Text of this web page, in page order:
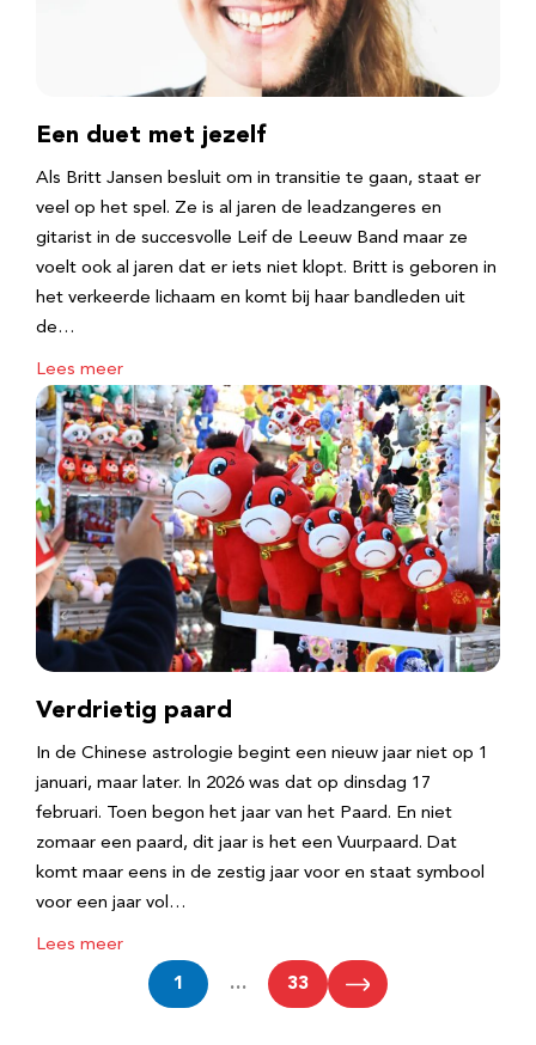
Een duet met jezelf
Als Britt Jansen besluit om in transitie te gaan, staat er
veel op het spel. Ze is al jaren de leadzangeres en
gitarist in de succesvolle Leif de Leeuw Band maar ze
voelt ook al jaren dat er iets niet klopt. Britt is geboren in
het verkeerde lichaam en komt bij haar bandleden uit
de…
Lees meer
Verdrietig paard
In de Chinese astrologie begint een nieuw jaar niet op 1
januari, maar later. In 2026 was dat op dinsdag 17
februari. Toen begon het jaar van het Paard. En niet
zomaar een paard, dit jaar is het een Vuurpaard. Dat
komt maar eens in de zestig jaar voor en staat symbool
voor een jaar vol…
Lees meer
1 … 33